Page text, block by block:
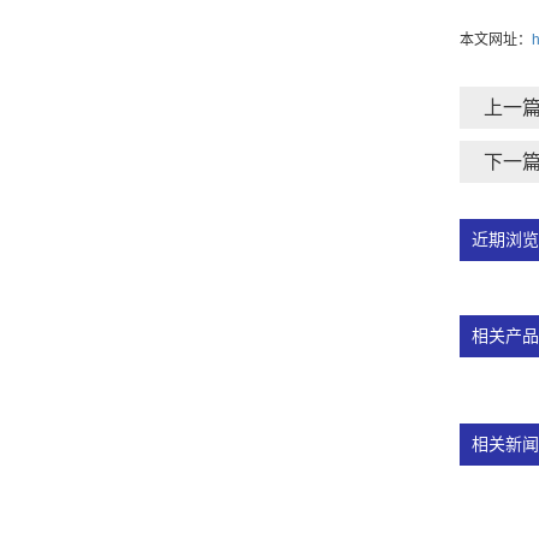
本文网址：
上一
下一篇
近期浏览
相关产品
相关新闻